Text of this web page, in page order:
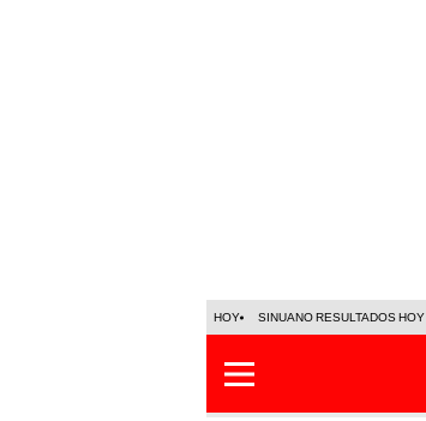
HOY SINUANO RESULTADOS HOY